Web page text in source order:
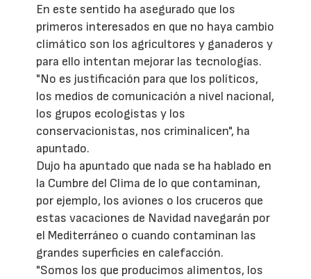
En este sentido ha asegurado que los
primeros interesados en que no haya cambio
climático son los agricultores y ganaderos y
para ello intentan mejorar las tecnologías.
"No es justificación para que los políticos,
los medios de comunicación a nivel nacional,
los grupos ecologistas y los
conservacionistas, nos criminalicen", ha
apuntado.
Dujo ha apuntado que nada se ha hablado en
la Cumbre del Clima de lo que contaminan,
por ejemplo, los aviones o los cruceros que
estas vacaciones de Navidad navegarán por
el Mediterráneo o cuando contaminan las
grandes superficies en calefacción.
"Somos los que producimos alimentos, los